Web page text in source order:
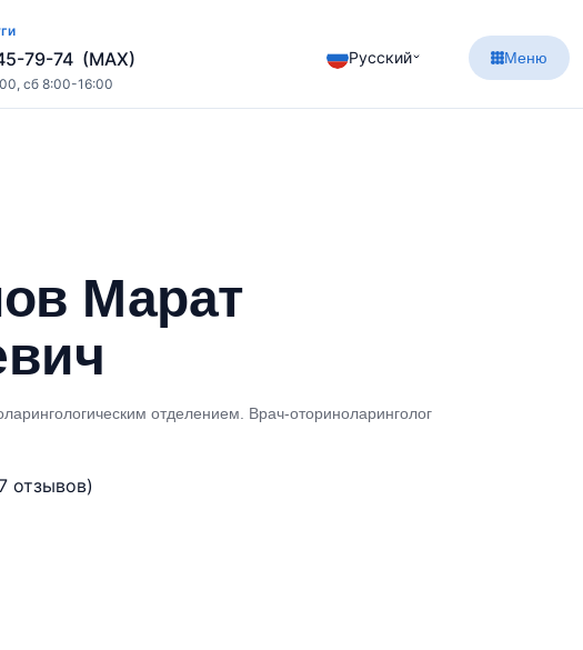
79-74 (MAX)
сб 8:00-16:00
Русский Меню
Марат
отделением. Врач-оториноларинголог
отзывов)